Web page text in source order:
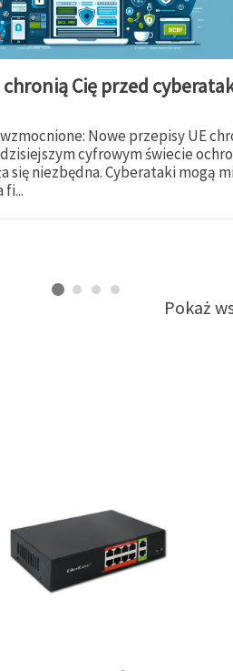
chronią Cię przed
Nowe przepisy UE
cyfrowym świecie
się niezbędna. Cyberataki mogą
fi...
Pokaż